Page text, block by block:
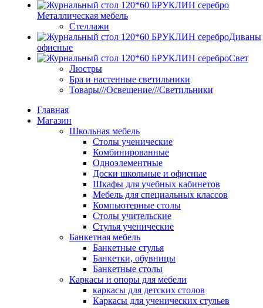
Металлическая мебель
Стеллажи
Диваны
офисные
Свет
Люстры
Бра и настенные светильники
Товары///Освещение///Светильники
Главная
Магазин
Школьная мебель
Столы ученические
Комбинированные
Одноэлементные
Доски школьные и офисные
Шкафы для учебных кабинетов
Мебель для специальных классов
Компьютерные столы
Столы учительские
Стулья ученические
Банкетная мебель
Банкетные стулья
Банкетки, обувницы
Банкетные столы
Каркасы и опоры для мебели
каркасы для детских столов
Каркасы для ученических стульев